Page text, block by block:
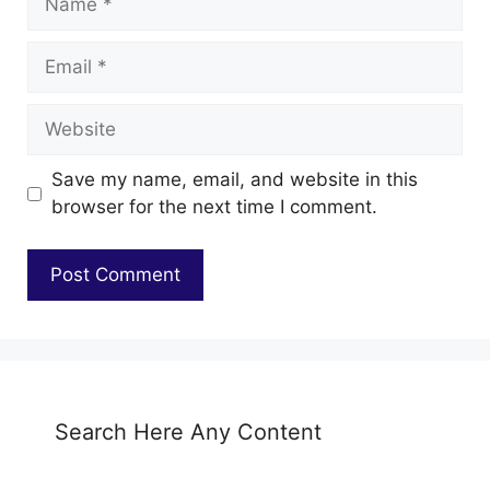
Email
Website
Save my name, email, and website in this
browser for the next time I comment.
Search Here Any Content